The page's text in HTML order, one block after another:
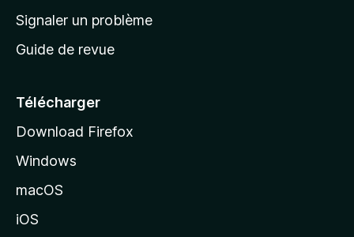
a
c
e
l
d
o
Signaler un problème
Guide de revue
Télécharger
Download Firefox
Windows
macOS
iOS